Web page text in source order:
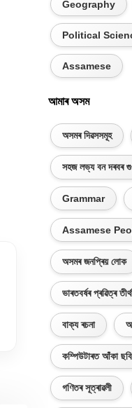
Geography
Political
Assamese
আমাৰ অসম
অসমৰ দিৱসসমূহ
সহজ লভ্য বন দৰবৰ
Grammar
Assamese
অসমৰ জনপ্ৰিয় লোক
ভাৰতবৰ্ষৰ প্ৰৱিত্ৰ
বাক্য ৰচনা
কম্পিউটাৰত আঁকা ছবি
গণিতৰ সূত্ৰাৱলী